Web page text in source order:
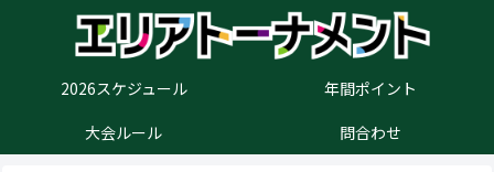
2026スケジュール
年間ポイント
大会ルール
問合わせ